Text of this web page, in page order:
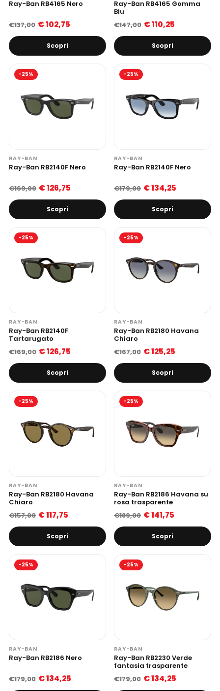
Ray-Ban RB4165 Nero
€137,00 € 102,75
Scopri
Ray-Ban RB4165 Gomma
Blu
€147,00 € 110,25
Scopri
-25%
RAY-BAN
Ray-Ban RB2140F Nero
€169,00 € 126,75
Scopri
-25%
RAY-BAN
Ray-Ban RB2140F Nero
€179,00 € 134,25
Scopri
-25%
RAY-BAN
Ray-Ban RB2140F
Tartarugato
€169,00 € 126,75
Scopri
-25%
RAY-BAN
Ray-Ban RB2180 Havana
Chiaro
€167,00 € 125,25
Scopri
-25%
RAY-BAN
Ray-Ban RB2180 Havana
Chiaro
€157,00 € 117,75
Scopri
-25%
RAY-BAN
Ray-Ban RB2186 Havana su
rosa trasparente
€189,00 € 141,75
Scopri
-25%
RAY-BAN
Ray-Ban RB2186 Nero
€179,00 € 134,25
-25%
RAY-BAN
Ray-Ban RB2230 Verde
fantasia trasparente
€179,00 € 134,25